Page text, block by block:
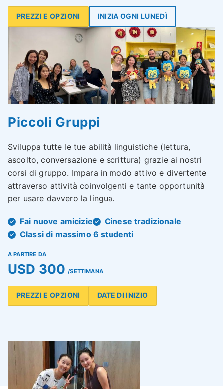
PREZZI E OPZIONI INIZIA OGNI LUNEDÌ
Piccoli Gruppi
Sviluppa tutte le tue abilità linguistiche (lettura,
ascolto, conversazione e scrittura) grazie ai nostri
corsi di gruppo. Impara in modo attivo e divertente
attraverso attività coinvolgenti e tante opportunità
per usare davvero la lingua.
Fai nuove amicizie
Cinese tradizionale
Classi di massimo 6 studenti
A PARTIRE DA
USD 300 /SETTIMANA
PREZZI E OPZIONI DATE DI INIZIO